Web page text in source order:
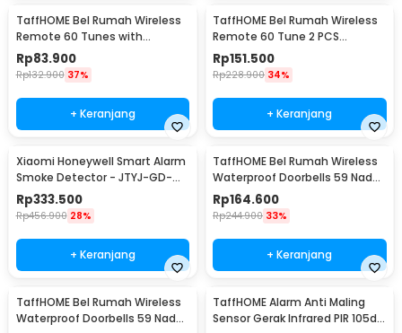
TaffHOME Bel Rumah Wireless
Remote 60 Tunes with
Receiver Doorbell - A10
Rp83.900
Rp132.900 37%
+ Keranjang
TaffHOME Bel Rumah Wireless
Remote 60 Tune 2 PCS
Receiver Doorbell - A10-2
Rp151.500
Rp228.900 34%
+ Keranjang
Xiaomi Honeywell Smart Alarm
Smoke Detector - JTYJ-GD-
03MI/BB
Rp333.500
Rp456.900 28%
+ Keranjang
TaffHOME Bel Rumah Wireless
Waterproof Doorbells 59 Nada
2 PCS Receiver - A101/A101-2
Rp164.600
Rp244.900 33%
+ Keranjang
TaffHOME Bel Rumah Wireless
Waterproof Doorbells 59 Nada 1
TaffHOME Alarm Anti Maling
Sensor Gerak Infrared PIR 105dB